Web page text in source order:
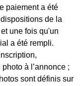
paiement a été
de la
une fois qu'un
a été rempli.
à l’annonce ;
sont définis sur